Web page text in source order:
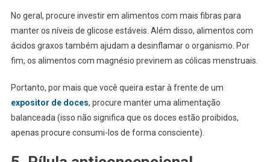
No geral, procure investir em alimentos com mais fibras para
manter os níveis de glicose estáveis. Além disso, alimentos com
ácidos graxos também ajudam a desinflamar o organismo. Por
fim, os alimentos com magnésio previnem as cólicas menstruais.
Portanto, por mais que você queira estar à frente de um
expositor de doces, procure manter uma alimentação
balanceada (isso não significa que os doces estão proibidos,
apenas procure consumi-los de forma consciente).